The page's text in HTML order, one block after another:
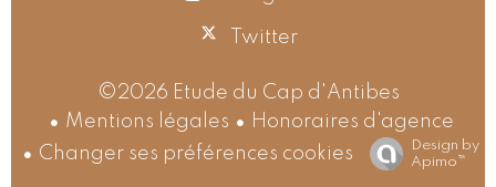
Twitter
©2026 Etude du Cap d'Antibes
Mentions légales
Honoraires d'agence
Changer ses préférences cookies
Design by
Apimo™